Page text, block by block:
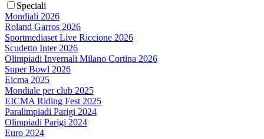
Speciali
Mondiali 2026
Roland Garros 2026
Sportmediaset Live Riccione 2026
Scudetto Inter 2026
Olimpiadi Invernali Milano Cortina 2026
Super Bowl 2026
Eicma 2025
Mondiale per club 2025
EICMA Riding Fest 2025
Paralimpiadi Parigi 2024
Olimpiadi Parigi 2024
Euro 2024